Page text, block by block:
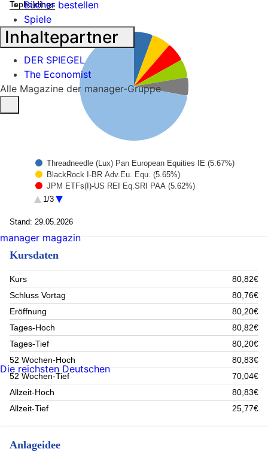
Topholdings
Threadneedle (Lux) Pan European Equities IE (5.67%)
BlackRock I-BR Adv.Eu. Equ. (5.65%)
JPM ETFs(I)-US REI Eq.SRI PAA (5.62%)
MUL Amundi S&P Euroz PAB (5.44%)
Rest (72.2%)
1/3
Stand: 29.05.2026
Kursdaten
Kurs
80,82€
Schluss Vortag
80,76€
Eröffnung
80,20€
Tages-Hoch
80,82€
Tages-Tief
80,20€
52 Wochen-Hoch
80,83€
52 Wochen-Tief
70,04€
Allzeit-Hoch
80,83€
Allzeit-Tief
25,77€
Anlageidee
Bücher bestellen
Spiele
Inhaltepartner
DER SPIEGEL
The Economist
Alle Magazine der manager-Gruppe
manager magazin
Die reichsten Deutschen